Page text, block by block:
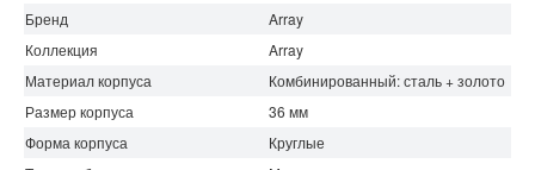
Бренд
Array
Коллекция
Array
Материал корпуса
Комбинированный: сталь + золото
Размер корпуса
36 мм
Форма корпуса
Круглые